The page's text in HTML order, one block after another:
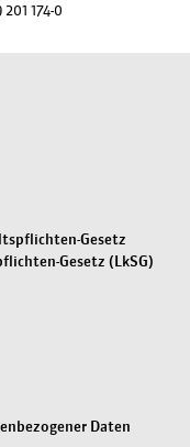
201 174-0
Gesetz
Gesetz (LkSG)
Daten